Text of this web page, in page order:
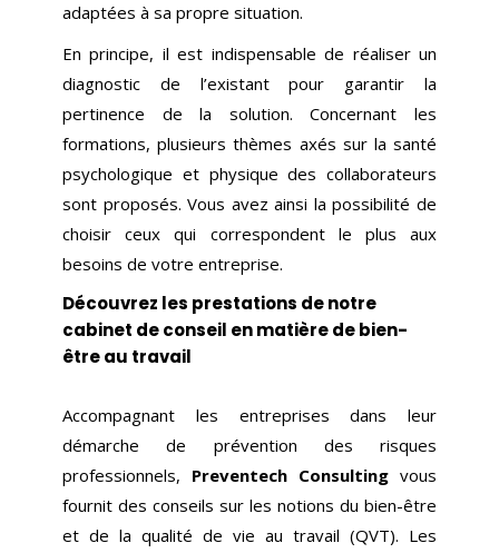
adaptées à sa propre situation.
En principe, il est indispensable de réaliser un
diagnostic de l’existant pour garantir la
pertinence de la solution. Concernant les
formations, plusieurs thèmes axés sur la santé
psychologique et physique des collaborateurs
sont proposés. Vous avez ainsi la possibilité de
choisir ceux qui correspondent le plus aux
besoins de votre entreprise.
Découvrez les prestations de notre
cabinet de conseil en matière de bien-
être au travail
Accompagnant les entreprises dans leur
démarche de prévention des risques
professionnels, Preventech Consulting vous
fournit des conseils sur les notions du bien-être
et de la qualité de vie au travail (QVT). Les